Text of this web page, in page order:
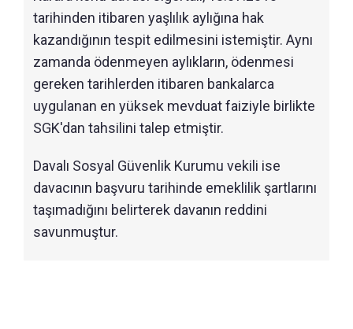
tarihinden itibaren yaşlılık aylığına hak
kazandığının tespit edilmesini istemiştir. Aynı
zamanda ödenmeyen aylıkların, ödenmesi
gereken tarihlerden itibaren bankalarca
uygulanan en yüksek mevduat faiziyle birlikte
SGK'dan tahsilini talep etmiştir.
Davalı Sosyal Güvenlik Kurumu vekili ise
davacının başvuru tarihinde emeklilik şartlarını
taşımadığını belirterek davanın reddini
savunmuştur.